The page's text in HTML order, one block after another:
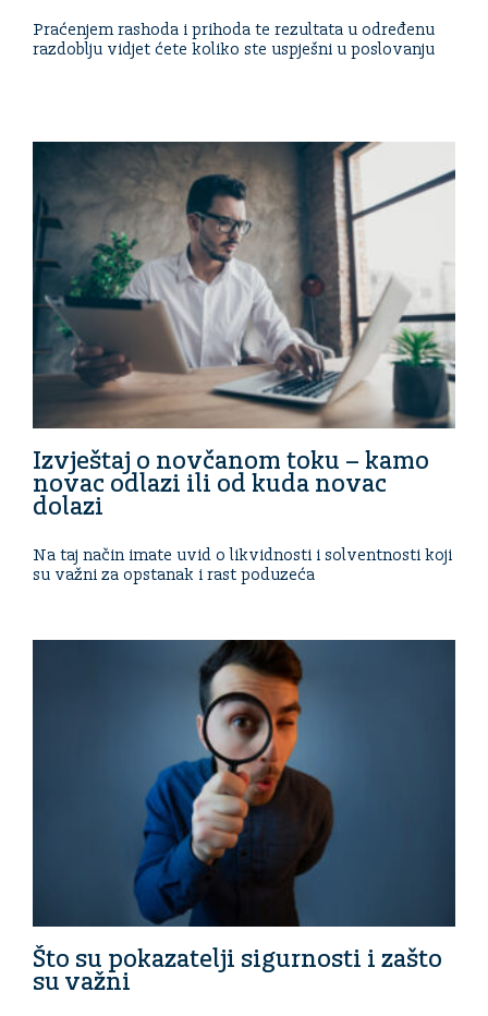
Praćenjem rashoda i prihoda te rezultata u određenu
razdoblju vidjet ćete koliko ste uspješni u poslovanju
Izvještaj o novčanom toku – kamo
novac odlazi ili od kuda novac
dolazi
Na taj način imate uvid o likvidnosti i solventnosti koji
su važni za opstanak i rast poduzeća
Što su pokazatelji sigurnosti i zašto
su važni